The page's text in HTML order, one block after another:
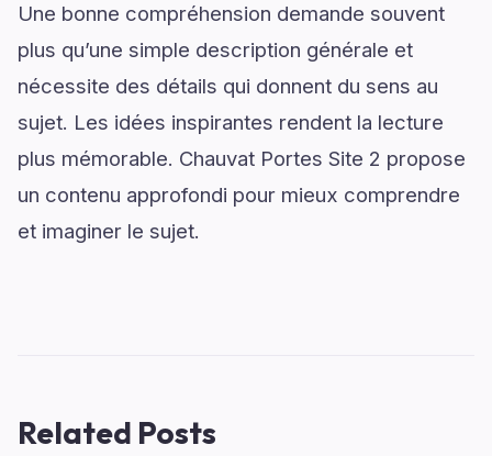
Une bonne compréhension demande souvent
plus qu’une simple description générale et
nécessite des détails qui donnent du sens au
sujet. Les idées inspirantes rendent la lecture
plus mémorable. Chauvat Portes Site 2 propose
un contenu approfondi pour mieux comprendre
et imaginer le sujet.
Related Posts